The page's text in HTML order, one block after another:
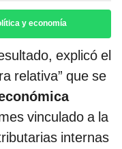
y economía
explicó el
relativa” que se
vinculado a la
internas